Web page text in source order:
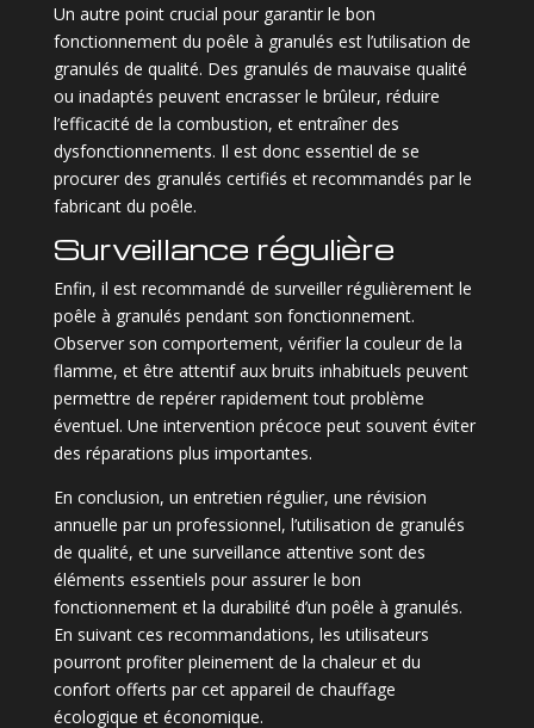
Un autre point crucial pour garantir le bon
fonctionnement du poêle à granulés est l’utilisation de
granulés de qualité. Des granulés de mauvaise qualité
ou inadaptés peuvent encrasser le brûleur, réduire
l’efficacité de la combustion, et entraîner des
dysfonctionnements. Il est donc essentiel de se
procurer des granulés certifiés et recommandés par le
fabricant du poêle.
Surveillance régulière
Enfin, il est recommandé de surveiller régulièrement le
poêle à granulés pendant son fonctionnement.
Observer son comportement, vérifier la couleur de la
flamme, et être attentif aux bruits inhabituels peuvent
permettre de repérer rapidement tout problème
éventuel. Une intervention précoce peut souvent éviter
des réparations plus importantes.
En conclusion, un entretien régulier, une révision
annuelle par un professionnel, l’utilisation de granulés
de qualité, et une surveillance attentive sont des
éléments essentiels pour assurer le bon
fonctionnement et la durabilité d’un poêle à granulés.
En suivant ces recommandations, les utilisateurs
pourront profiter pleinement de la chaleur et du
confort offerts par cet appareil de chauffage
écologique et économique.